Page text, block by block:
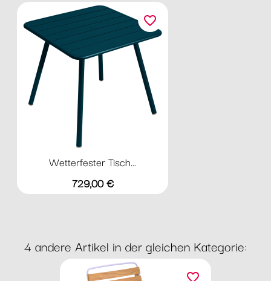
Wetterfester Tisch...
Preis
729,00 €
favorite_border
4 andere Artikel in der gleichen Kategorie:
favorite_border